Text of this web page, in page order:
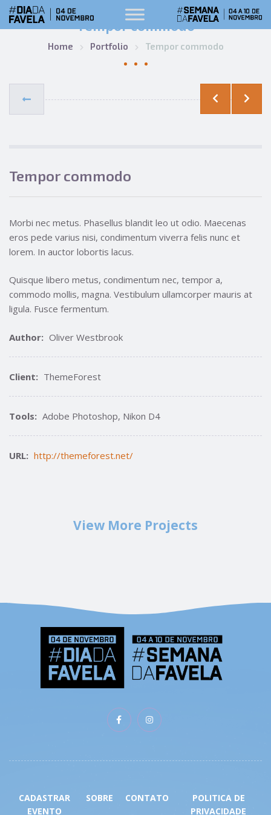
Tempor commodo
Home Portfolio Tempor commodo
Tempor commodo
Morbi nec metus. Phasellus blandit leo ut odio. Maecenas
eros pede varius nisi, condimentum viverra felis nunc et
lorem. In auctor lobortis lacus.
Quisque libero metus, condimentum nec, tempor a,
commodo mollis, magna. Vestibulum ullamcorper mauris at
ligula. Fusce fermentum.
Author: Oliver Westbrook
Client: ThemeForest
Tools: Adobe Photoshop, Nikon D4
URL: http://themeforest.net/
View More Projects
PHASELLUS BLANDITULLAMCORPER MAURIS
CADASTRAR
EVENTO
SOBRE CONTATO
POLITICA DE
PRIVACIDADE